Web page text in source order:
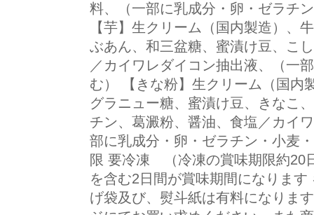
料、（一部に乳成分・卵・ゼラチ
【芋】生クリーム（国内製造）、
ぶあん、和三盆糖、蜜漬け豆、こ
／カイワレダイコン抽出液、（一
む） 【きな粉】生クリーム（国内
グラニュー糖、蜜漬け豆、きなこ
チン、葛澱粉、醤油、食塩／カイ
部に乳成分・卵・ゼラチン・小麦
限 要冷凍 （冷凍の賞味期限約20
を含む2日間が賞味期間になりま
げ袋及び、熨斗紙は有料になりま